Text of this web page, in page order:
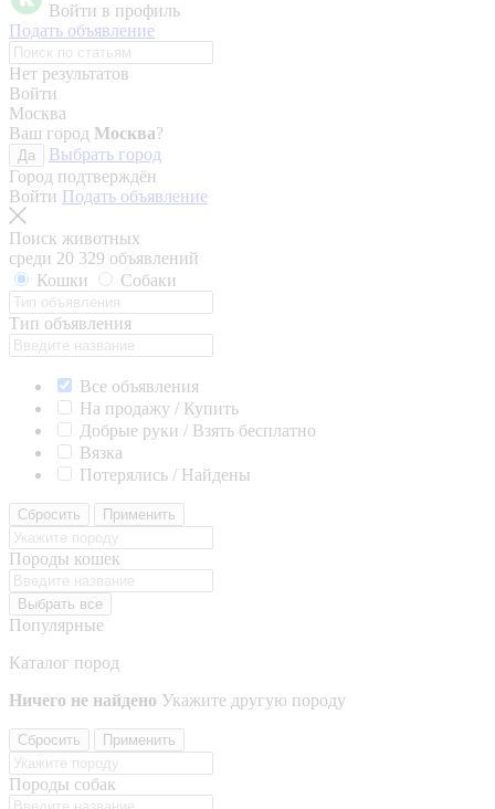
Войти в профиль
Подать объявление
Нет результатов
Войти
Москва
Ваш город Москва?
Да
Выбрать город
Город подтверждён
Войти Подать объявление
Поиск животных
среди 20 329 объявлений
Кошки
Собаки
Тип объявления
Все объявления
На продажу / Купить
Добрые руки / Взять бесплатно
Вязка
Потерялись / Найдены
Сбросить Применить
Породы кошек
Выбрать все
Популярные
Каталог пород
Ничего не найдено Укажите другую породу
Сбросить Применить
Породы собак